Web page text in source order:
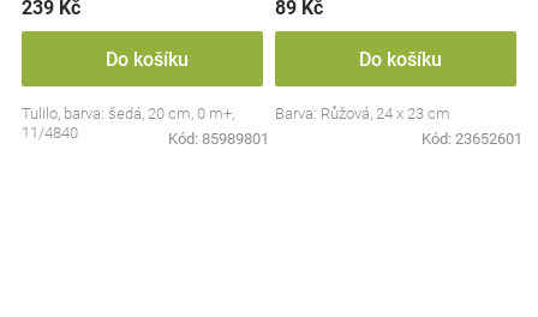
239 Kč
Do košíku
Tulilo, barva: šedá, 20 cm, 0 m+,
11/4840
Kód: 85989801
89 Kč
Do košíku
Barva: Růžová, 24 x 23 cm
Kód: 23652601